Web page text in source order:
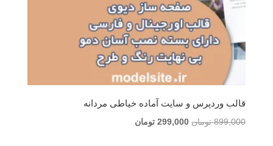
قالب وردپرس و سایت آماده خیاطی مردانه
899,000 تومان قیمت
299,000 تومانقیمت